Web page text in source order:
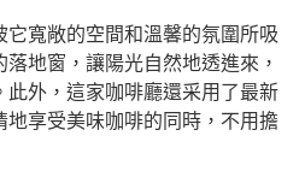
寬敞的空間和溫馨的氛圍所吸
地窗，讓陽光自然地透進來，
此外，這家咖啡廳還采用了最新
地享受美味咖啡的同時，不用擔